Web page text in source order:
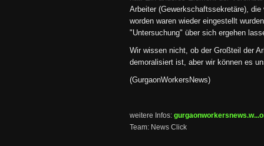
Arbeiter (Gewerkschaftssekretäre),
worden waren wieder eingestellt
"Untersuchung" über sich ergehen
Wir wissen nicht, ob der Großteil der
demoralisiert ist, aber wir können es
(GurgaonWorkersNews)
weitere Infos:
Team: News Click